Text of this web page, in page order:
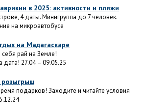
в 2025: активности и пляжи
4 даты. Минигруппа до 7 человек.
на микроавтобусе
на Мадагаскаре
рай на Земле!
дата! 27.04 – 09.05.25
розыгрыш
подарков! Заходите и читайте условия